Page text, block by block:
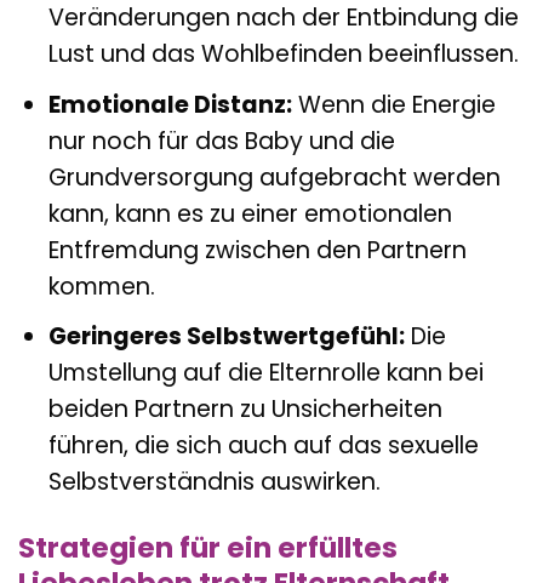
Veränderungen nach der Entbindung die
Lust und das Wohlbefinden beeinflussen.
Emotionale Distanz:Wenn die Energie
nur noch für das Baby und die
Grundversorgung aufgebracht werden
kann, kann es zu einer emotionalen
Entfremdung zwischen den Partnern
kommen.
Geringeres Selbstwertgefühl:Die
Umstellung auf die Elternrolle kann bei
beiden Partnern zu Unsicherheiten
führen, die sich auch auf das sexuelle
Selbstverständnis auswirken.
Strategien für ein erfülltes